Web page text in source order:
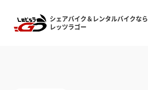
シェアバイク＆レンタルバイクなら
レッツラゴー
シェアバイク&レンタルバイクなら
レッツラゴー